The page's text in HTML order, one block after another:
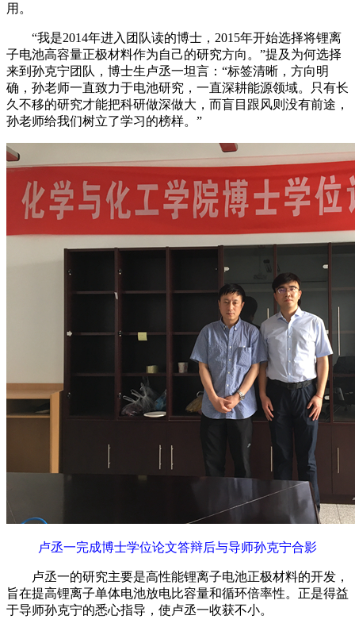
用。
“我是2014年进入团队读的博士，2015年开始选择将锂离
子电池高容量正极材料作为自己的研究方向。”提及为何选择
来到孙克宁团队，博士生卢丞一坦言：“标签清晰，方向明
确，孙老师一直致力于电池研究，一直深耕能源领域。只有长
久不移的研究才能把科研做深做大，而盲目跟风则没有前途，
孙老师给我们树立了学习的榜样。”
卢丞一完成博士学位论文答辩后与导师孙克宁合影
卢丞一的研究主要是高性能锂离子电池正极材料的开发，
旨在提高锂离子单体电池放电比容量和循环倍率性。正是得益
于导师孙克宁的悉心指导，使卢丞一收获不小。